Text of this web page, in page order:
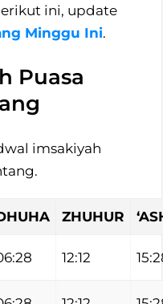
ini, update
Minggu Ini.
Puasa
imsakiyah
ZHUHUR
12:12